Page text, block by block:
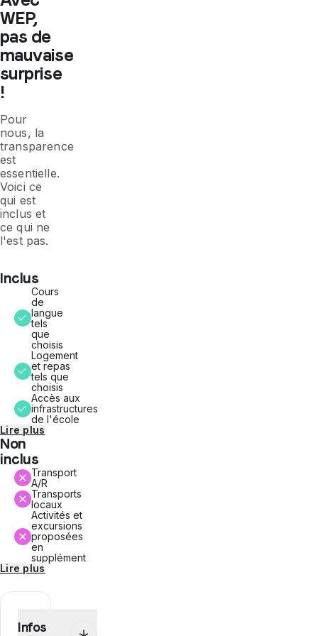
WEP,
pas de
mauvaise
surprise
!
Pour
nous, la
transparence
est
essentielle.
Voici ce
qui est
inclus et
ce qui ne
l'est pas.
Inclus
Cours
de
langue
tels
que
choisis
Logement
et repas
tels que
choisis
Accès aux
infrastructures
de l'école
Lire plus
Non
inclus
Transport
A/R
Transports
locaux
Activités et
excursions
proposées
en
supplément
Lire plus
Infos